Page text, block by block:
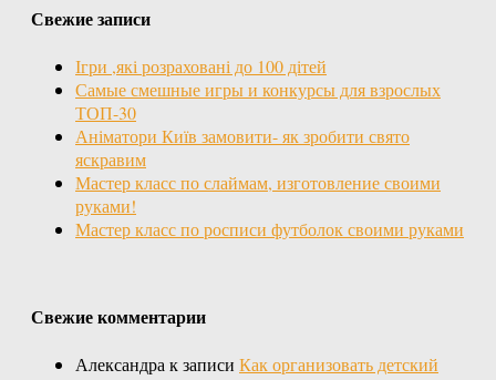
Свежие записи
Ігри ,які розраховані до 100 дітей
Самые смешные игры и конкурсы для взрослых
ТОП-30
Аніматори Київ замовити- як зробити свято
яскравим
Мастер класс по слаймам, изготовление своими
руками!
Мастер класс по росписи футболок своими руками
Свежие комментарии
Александрак записи Как организовать детский